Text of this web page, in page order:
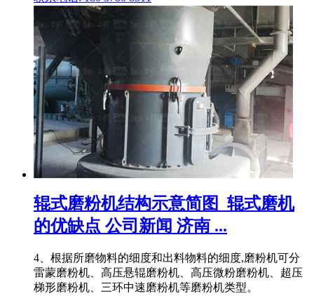
辊式磨粉机结构示意简图_辊式磨机
的优缺点 公司新闻 济南 ...
4、根据所磨物料的细度和出料物料的细度,磨粉机可分
雷蒙磨粉机、高压悬辊磨粉机、高压微粉磨粉机、超压
梯形磨粉机、三环中速磨粉机等磨粉机类型。